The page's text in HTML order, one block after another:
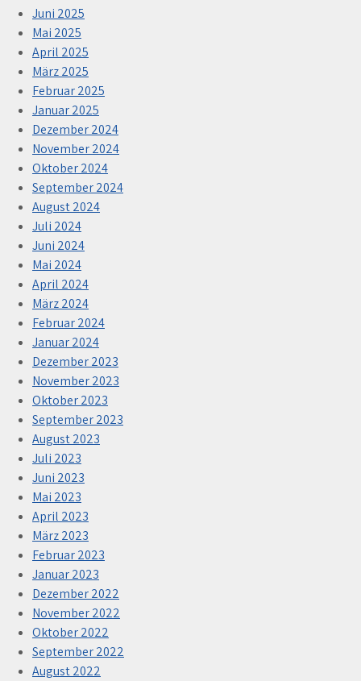
Juni 2025
Mai 2025
April 2025
März 2025
Februar 2025
Januar 2025
Dezember 2024
November 2024
Oktober 2024
September 2024
August 2024
Juli 2024
Juni 2024
Mai 2024
April 2024
März 2024
Februar 2024
Januar 2024
Dezember 2023
November 2023
Oktober 2023
September 2023
August 2023
Juli 2023
Juni 2023
Mai 2023
April 2023
März 2023
Februar 2023
Januar 2023
Dezember 2022
November 2022
Oktober 2022
September 2022
August 2022